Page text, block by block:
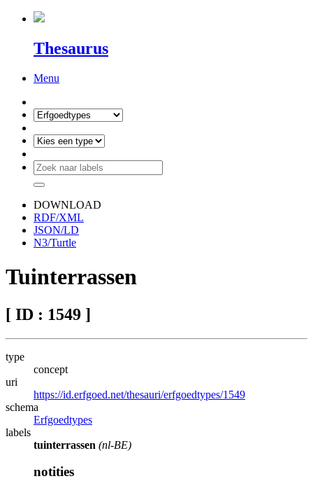
Thesaurus
Menu
DOWNLOAD
RDF/XML
JSON/LD
N3/Turtle
Tuinterrassen
[ ID : 1549 ]
type
concept
uri
https://id.erfgoed.net/thesauri/erfgoedtypes/1549
schema
Erfgoedtypes
labels
tuinterrassen (nl-BE)
notities